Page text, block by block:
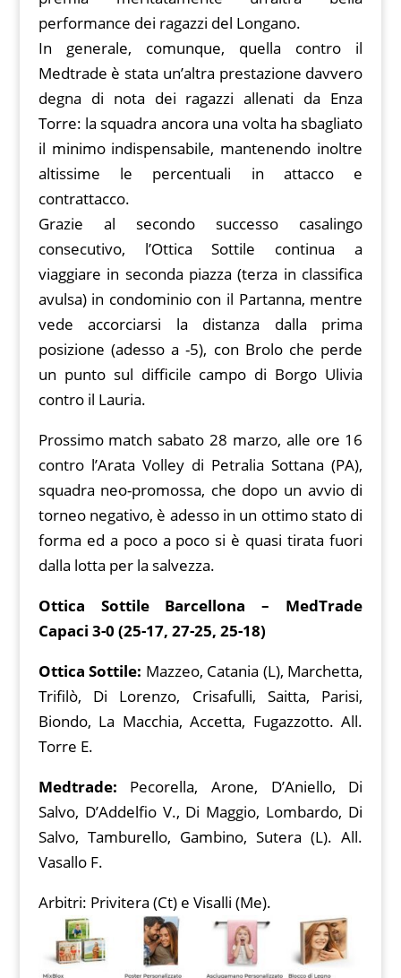
performance dei ragazzi del Longano.
In generale, comunque, quella contro il
Medtrade è stata un’altra prestazione davvero
degna di nota dei ragazzi allenati da Enza
Torre: la squadra ancora una volta ha sbagliato
il minimo indispensabile, mantenendo inoltre
altissime le percentuali in attacco e
contrattacco.
Grazie al secondo successo casalingo
consecutivo, l’Ottica Sottile continua a
viaggiare in seconda piazza (terza in classifica
avulsa) in condominio con il Partanna, mentre
vede accorciarsi la distanza dalla prima
posizione (adesso a -5), con Brolo che perde
un punto sul difficile campo di Borgo Ulivia
contro il Lauria.
Prossimo match sabato 28 marzo, alle ore 16
contro l’Arata Volley di Petralia Sottana (PA),
squadra neo-promossa, che dopo un avvio di
torneo negativo, è adesso in un ottimo stato di
forma ed a poco a poco si è quasi tirata fuori
dalla lotta per la salvezza.
Ottica Sottile Barcellona – MedTrade
Capaci 3-0 (25-17, 27-25, 25-18)
Ottica Sottile: Mazzeo, Catania (L), Marchetta,
Trifilò, Di Lorenzo, Crisafulli, Saitta, Parisi,
Biondo, La Macchia, Accetta, Fugazzotto. All.
Torre E.
Medtrade: Pecorella, Arone, D’Aniello, Di
Salvo, D’Addelfio V., Di Maggio, Lombardo, Di
Salvo, Tamburello, Gambino, Sutera (L). All.
Vasallo F.
Arbitri: Privitera (Ct) e Visalli (Me).